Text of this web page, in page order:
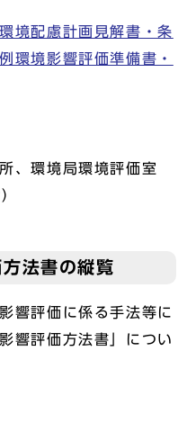
境配慮計画見解書・条
環境影響評価準備書・
環境局環境評価室
法書の縦覧
響評価に係る手法等に
響評価方法書」につい